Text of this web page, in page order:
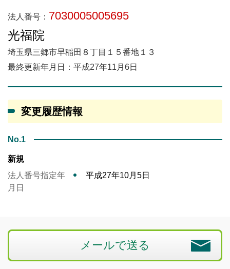
法人番号： 7030005005695
光福院
埼玉県三郷市早稲田８丁目１５番地１３
最終更新年月日：平成27年11月6日
変更履歴情報
No.1
新規
法人番号指定年
月日
平成27年10月5日
メールで送る